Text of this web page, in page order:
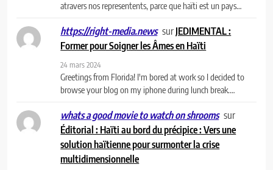
atravers nos representents, parce que haïti est un pays…
https://right-media.news surJEDIMENTAL :
Former pour Soigner les Âmes en Haïti
24 mars 2024
Greetings from Florida! I'm bored at work so I decided to
browse your blog on my iphone during lunch break.…
whats a good movie to watch on shrooms sur
Éditorial : Haïti au bord du précipice : Vers une
solution haïtienne pour surmonter la crise
multidimensionnelle